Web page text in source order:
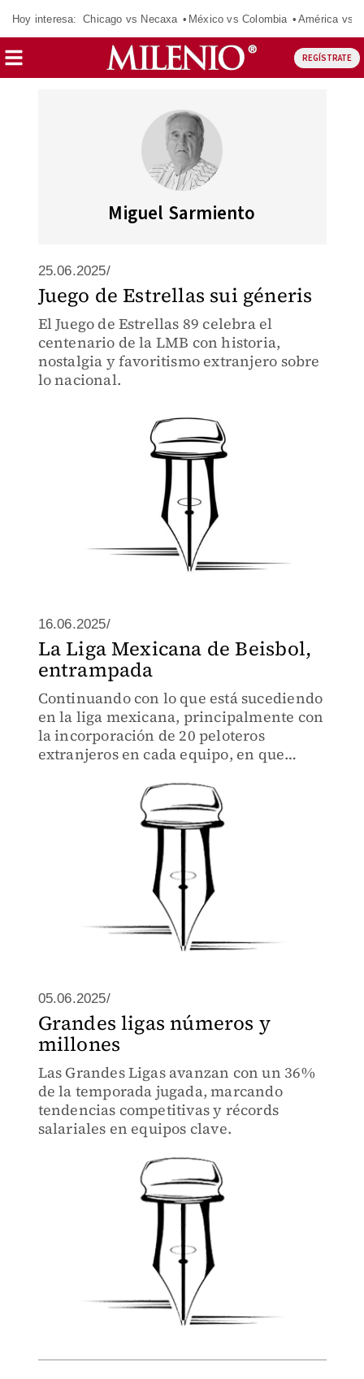
Hoy interesa: Chicago vs Necaxa México vs Colombia América vs
REGÍSTRATE
Miguel Sarmiento
25.06.2025/
Juego de Estrellas sui géneris
El Juego de Estrellas 89 celebra el
centenario de la LMB con historia,
nostalgia y favoritismo extranjero sobre
lo nacional.
16.06.2025/
La Liga Mexicana de Beisbol,
entrampada
Continuando con lo que está sucediendo
en la liga mexicana, principalmente con
la incorporación de 20 peloteros
extranjeros en cada equipo, en que
05.06.2025/
Grandes ligas números y
millones
Las Grandes Ligas avanzan con un 36%
de la temporada jugada, marcando
tendencias competitivas y récords
salariales en equipos clave.